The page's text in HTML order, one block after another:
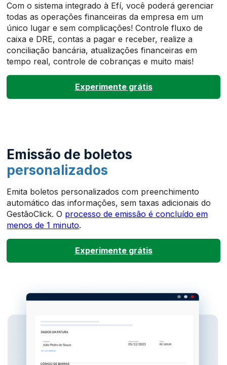
Com o sistema integrado à Efí, você poderá gerenciar
todas as operações financeiras da empresa em um
único lugar e sem complicações! Controle fluxo de
caixa e DRE, contas a pagar e receber, realize a
conciliação bancária, atualizações financeiras em
tempo real, controle de cobranças e muito mais!
Experimente grátis
Emissão de boletos
personalizados
Emita boletos personalizados com preenchimento
automático das informações, sem taxas adicionais do
GestãoClick. O processo de emissão é concluído em
menos de 1 minuto.
Experimente grátis